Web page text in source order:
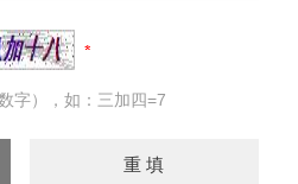
字），如：三加四=7